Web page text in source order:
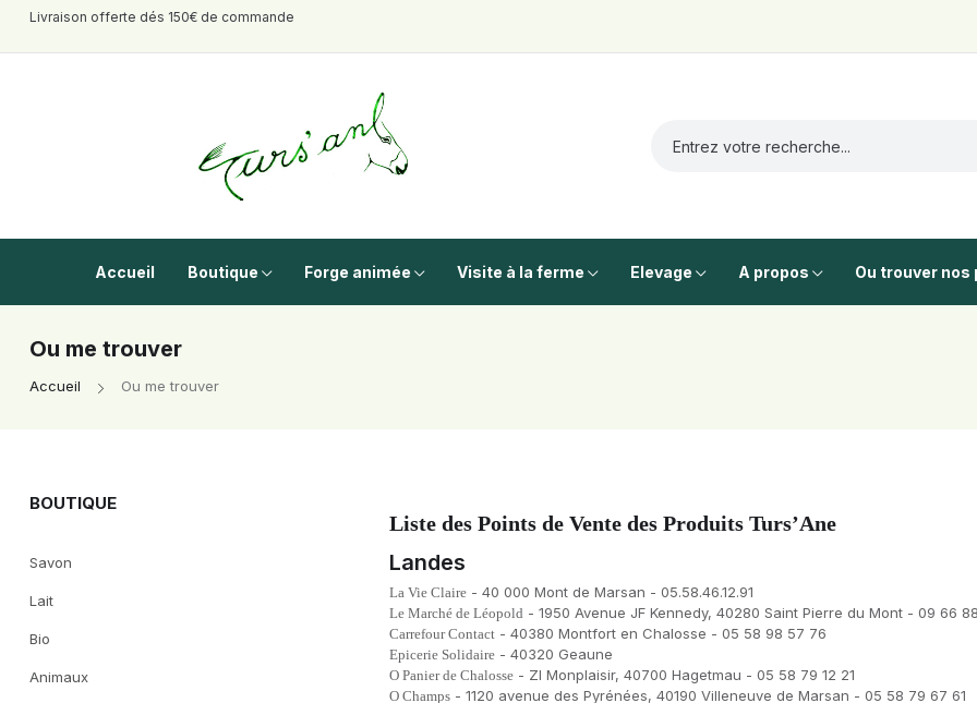
Livraison offerte dés 150€ de commande
Accueil Boutique Forge animée Visite à la ferme Elevage A propos Ou trouver nos
Ou me trouver
Accueil Ou me trouver
BOUTIQUE
Savon
Lait
Bio
Animaux
Liste des Points de Vente des Produits Turs’Ane
Landes
La Vie Claire - 40 000 Mont de Marsan - 05.58.46.12.91
Le Marché de Léopold - 1950 Avenue JF Kennedy, 40280 Saint Pierre du Mont - 09 66
Carrefour Contact - 40380 Montfort en Chalosse - 05 58 98 57 76
Epicerie Solidaire - 40320 Geaune
O Panier de Chalosse - ZI Monplaisir, 40700 Hagetmau - 05 58 79 12 21
O Champs - 1120 avenue des Pyrénées, 40190 Villeneuve de Marsan - 05 58 79 67 61